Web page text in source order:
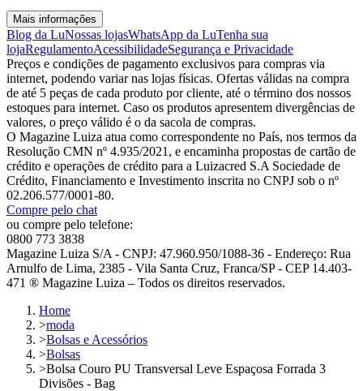
Mais informações
Blog da LuNossas lojasWhatsApp da LuTenha sua
lojaRegulamentoAcessibilidadeSegurança e Privacidade
Preços e condições de pagamento exclusivos para compras via
internet, podendo variar nas lojas físicas. Ofertas válidas na compra
de até 5 peças de cada produto por cliente, até o término dos nossos
estoques para internet. Caso os produtos apresentem divergências de
valores, o preço válido é o da sacola de compras.
O Magazine Luiza atua como correspondente no País, nos termos da
Resolução CMN nº 4.935/2021, e encaminha propostas de cartão de
crédito e operações de crédito para a Luizacred S.A Sociedade de
Crédito, Financiamento e Investimento inscrita no CNPJ sob o nº
02.206.577/0001-80.
Compre pelo chat
ou compre pelo telefone:
0800 773 3838
Magazine Luiza S/A - CNPJ: 47.960.950/1088-36 - Endereço: Rua
Arnulfo de Lima, 2385 - Vila Santa Cruz, Franca/SP - CEP 14.403-
471 ® Magazine Luiza – Todos os direitos reservados.
Home
>moda
>Bolsas e Acessórios
>Bolsas
>Bolsa Couro PU Transversal Leve Espaçosa Forrada 3
Divisões - Bag